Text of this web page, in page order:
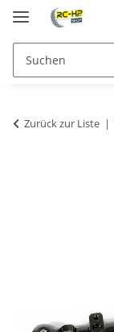
Zurück zur Liste